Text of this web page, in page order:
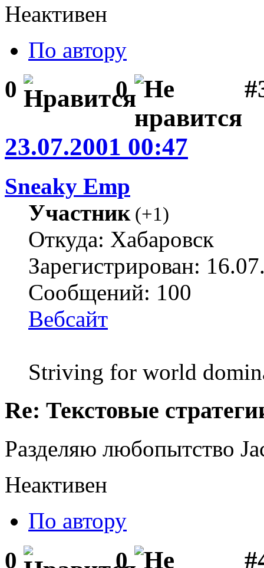
Неактивен
По автору
0 0
23.07.2001 00:47
Sneaky Emp
Участник(+1)
Откуда: Хабаровск
Зарегистрирован:
Сообщений: 100
Вебсайт
Striving for world
Re: Текстовые
Разделяю любопытство
Неактивен
По автору
0 0